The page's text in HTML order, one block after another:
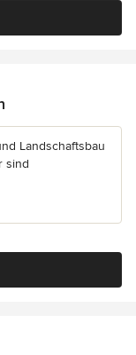
Landschaftsbau
sind